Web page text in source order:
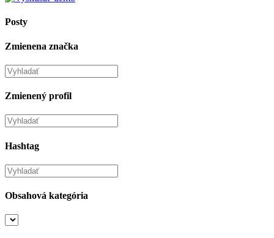
Posty
Zmienena značka
Zmienený profil
Hashtag
Obsahová kategória